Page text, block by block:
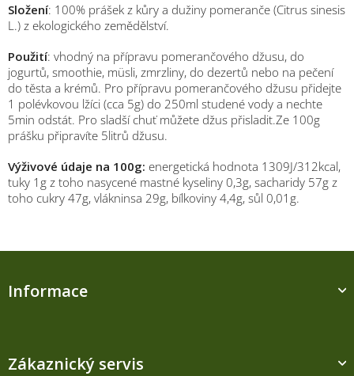
Složení: 100% prášek z kůry a dužiny pomeranče (Citrus sinesis
L.) z ekologického zemědělství.
Použití: vhodný na přípravu pomerančového džusu, do
jogurtů, smoothie, müsli, zmrzliny, do dezertů nebo na pečení
do těsta a krémů. Pro přípravu pomerančového džusu přidejte
1 polévkovou lžíci (cca 5g) do 250ml studené vody a nechte
5min odstát. Pro sladší chuť můžete džus přisladit.Ze 100g
prášku připravíte 5litrů džusu.
Výživové údaje na 100g: energetická hodnota 1309J/312kcal,
tuky 1g z toho nasycené mastné kyseliny 0,3g, sacharidy 57g z
toho cukry 47g, vlákninsa 29g, bílkoviny 4,4g, sůl 0,01g.
Informace
Zákaznický servis